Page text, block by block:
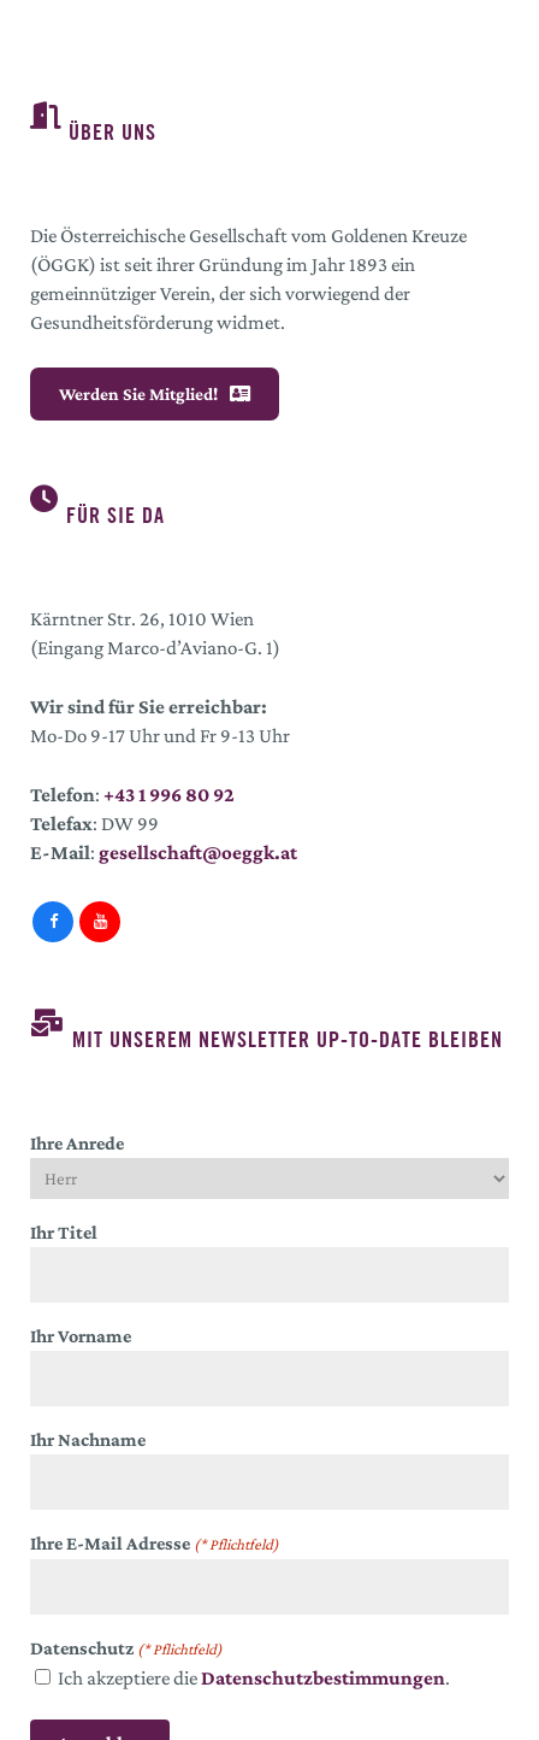
ÜBER UNS
Die Österreichische Gesellschaft vom Goldenen Kreuze
(ÖGGK) ist seit ihrer Gründung im Jahr 1893 ein
gemeinnütziger Verein, der sich vorwiegend der
Gesundheitsförderung widmet.
Werden Sie Mitglied!
FÜR SIE DA
Kärntner Str. 26, 1010 Wien
(Eingang Marco-d’Aviano-G. 1)
Wir sind für Sie erreichbar:
Mo-Do 9-17 Uhr und Fr 9-13 Uhr
Telefon: +43 1 996 80 92
Telefax: DW 99
E-Mail: gesellschaft@oeggk.at
MIT UNSEREM NEWSLETTER UP-TO-DATE BLEIBEN
Ihre Anrede
Ihr Titel
Ihr Vorname
Ihr Nachname
Ihre E-Mail Adresse (* Pflichtfeld)
Datenschutz (* Pflichtfeld)
Ich akzeptiere dieDatenschutzbestimmungen.